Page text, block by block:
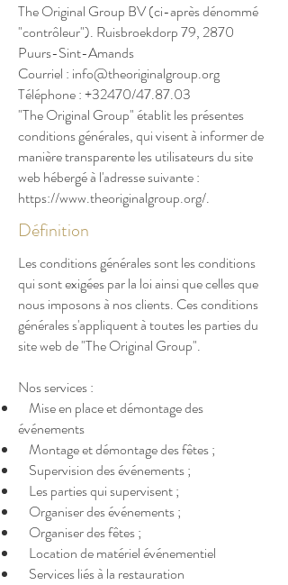
The Original Group BV (ci-après dénommé
"contrôleur"). Ruisbroekdorp 79, 2870
Puurs-Sint-Amands
Courriel : info@theoriginalgroup.org
Téléphone : +32470/47.87.03
"The Original Group" établit les présentes
conditions générales, qui visent à informer de
manière transparente les utilisateurs du site
web hébergé à l'adresse suivante :
https://www.theoriginalgroup.org/.
Définition
Les conditions générales sont les conditions
qui sont exigées par la loi ainsi que celles que
nous imposons à nos clients. Ces conditions
générales s'appliquent à toutes les parties du
site web de "The Original Group".
Nos services :
Mise en place et démontage des
événements
Montage et démontage des fêtes ;
Supervision des événements ;
Les parties qui supervisent ;
Organiser des événements ;
Organiser des fêtes ;
Location de matériel événementiel
Services liés à la restauration